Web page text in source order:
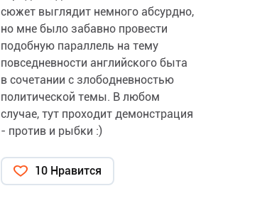
сюжет выглядит немного абсурдно,
но мне было забавно провести
подобную параллель на тему
повседневности английского быта
в сочетании с злободневностью
политической темы. В любом
случае, тут проходит демонстрация
- против и рыбки :)
10 Нравится